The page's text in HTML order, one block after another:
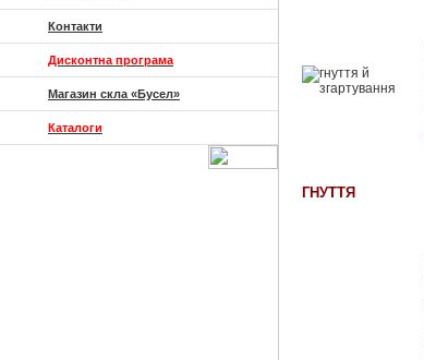
Контакти
Дисконтна програма
Магазин скла «Бусел»
Каталоги
ГНУТТЯ